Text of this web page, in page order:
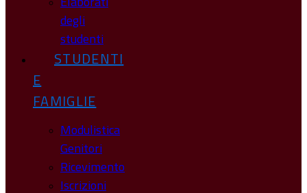
degli
studenti
STUDENTI
E
FAMIGLIE
Modulistica
Genitori
Ricevimento
Iscrizioni